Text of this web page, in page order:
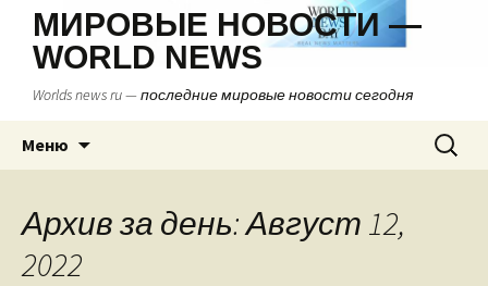
МИРОВЫЕ НОВОСТИ —
WORLD NEWS
Worlds news ru — последние мировые новости сегодня
Меню
содержимому
Найти:
Архив за день: Август 12,
2022